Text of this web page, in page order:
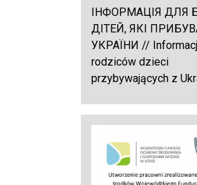
ІНФОРМАЦІЯ ДЛЯ
ДІТЕЙ, ЯКІ
УКРАЇНИ //
rodziców dzieci
przybywających z